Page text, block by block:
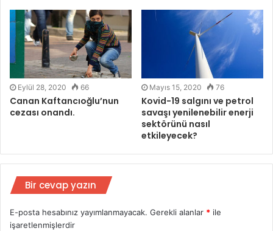
Eylül 28, 2020 66
Canan Kaftancıoğlu’nun
cezası onandı.
Mayıs 15, 2020 76
Kovid-19 salgını ve petrol
savaşı yenilenebilir enerji
sektörünü nasıl
etkileyecek?
Bir cevap yazın
E-posta hesabınız yayımlanmayacak. Gerekli alanlar * ile
işaretlenmişlerdir